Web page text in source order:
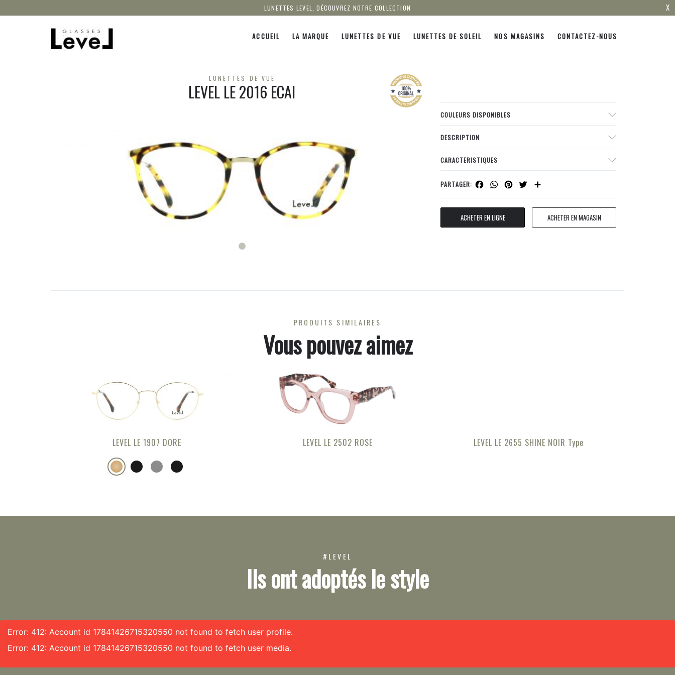
LUNETTES LEVEL, DÉCOUVREZ NOTRE COLLECTION X
ACCUEIL LA MARQUE LUNETTES DE VUE LUNETTES DE SOLEIL NOS MAGASINS CONTACTEZ-NOUS
LUNETTES DE VUE
LEVEL LE 2016 ECAI
COULEURS DISPONIBLES
DESCRIPTION
CARACTERISTIQUES
PARTAGER: Facebook
WhatsApp
Pinterest
Twitter
ACHETER EN LIGNE ACHETER EN MAGASIN
PRODUITS SIMILAIRES
Vous pouvez aimez
LEVEL LE 1907 DORE LEVEL LE 2502 ROSE LEVEL LE 2655 SHINE NOIR Type
#LEVEL
Ils ont adoptés le style
Error: 412: Account id 17841426715320550 not found to fetch user profile.
Error: 412: Account id 17841426715320550 not found to fetch user media.